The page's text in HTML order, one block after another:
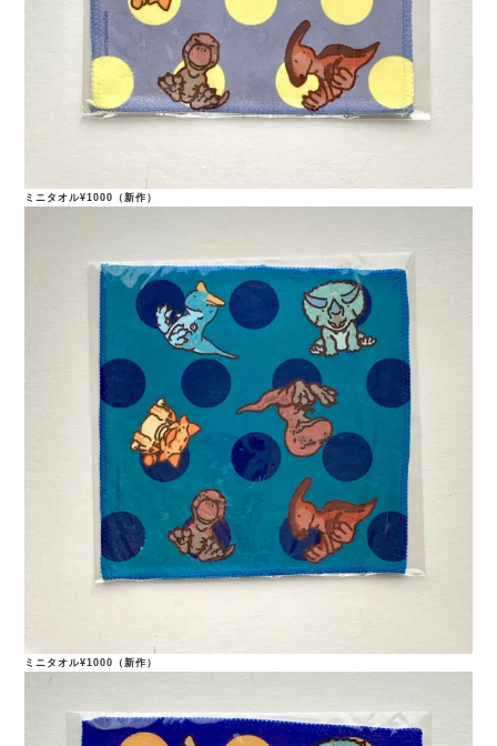
ミニタオル¥1000（新作）
ミニタオル¥1000（新作）